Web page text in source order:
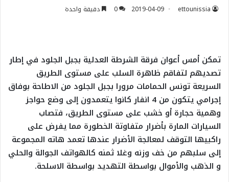
ettounissia
2019-04-09
0 دقيقة واحدة
تمكن أمس أعوان فرقة الشرطة العدلية بجبل الجلود في إطار
تصديهم لتفاقم ظاهرة السلب على مستوى الطريق
السريعة تونس الحمامات مرورا بجبل الجلود من الاطاحة بوفاق
إجرامي يتكون من 4 انفار كانوا يتعمدون إلى وضع حواجز
وهمية حجارة أو خشب على مستوى الطريق، فتصاب
السيارات المارة بأضرار متفاوتة الخطورة مما يفرض على
راكبيها التوقف لمعالجة الأضرار عندها تعمد هاته المجموعة
إلى سلبهم من خف وزنه وغلا ثمنه كالهواتف الجوالة والحلي
و الذهب والأموال بواسطة التهديد بواسطة الاسلحة.